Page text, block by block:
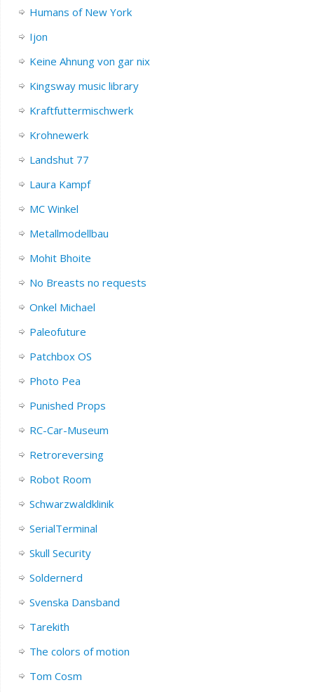
Humans of New York
Ijon
Keine Ahnung von gar nix
Kingsway music library
Kraftfuttermischwerk
Krohnewerk
Landshut 77
Laura Kampf
MC Winkel
Metallmodellbau
Mohit Bhoite
No Breasts no requests
Onkel Michael
Paleofuture
Patchbox OS
Photo Pea
Punished Props
RC-Car-Museum
Retroreversing
Robot Room
Schwarzwaldklinik
SerialTerminal
Skull Security
Soldernerd
Svenska Dansband
Tarekith
The colors of motion
Tom Cosm